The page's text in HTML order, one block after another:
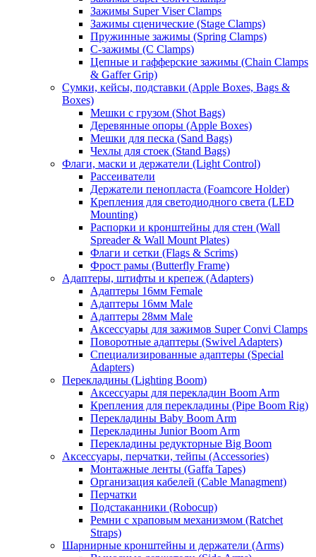
Зажимы Super Viser Clamps
Зажимы сценические (Stage Clamps)
Пружинные зажимы (Spring Clamps)
С-зажимы (C Clamps)
Цепные и гафферские зажимы (Chain Clamps
& Gaffer Grip)
Сумки, кейсы, подставки (Apple Boxes, Bags &
Boxes)
Мешки с грузом (Shot Bags)
Деревянные опоры (Apple Boxes)
Мешки для песка (Sand Bags)
Чехлы для стоек (Stand Bags)
Флаги, маски и держатели (Light Control)
Рассеиватели
Держатели пенопласта (Foamcore Holder)
Крепления для светодиодного света (LED
Mounting)
Распорки и кронштейны для стен (Wall
Spreader & Wall Mount Plates)
Флаги и сетки (Flags & Scrims)
Фрост рамы (Butterfly Frame)
Адаптеры, штифты и крепеж (Adapters)
Адаптеры 16мм Female
Адаптеры 16мм Male
Адаптеры 28мм Male
Аксессуары для зажимов Super Convi Clamps
Поворотные адаптеры (Swivel Adapters)
Специализированные адаптеры (Special
Adapters)
Перекладины (Lighting Boom)
Аксессуары для перекладин Boom Arm
Крепления для перекладины (Pipe Boom Rig)
Перекладины Baby Boom Arm
Перекладины Junior Boom Arm
Перекладины редукторные Big Boom
Аксессуары, перчатки, тейпы (Accessories)
Монтажные ленты (Gaffa Tapes)
Организация кабелей (Cable Managment)
Перчатки
Подстаканники (Robocup)
Ремни с храповым механизмом (Ratchet
Straps)
Шарнирные кронштейны и держатели (Arms)